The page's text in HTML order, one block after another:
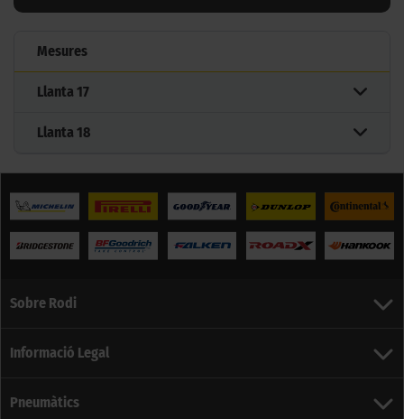
Mesures
Llanta 17
Llanta 18
Sobre Rodi
Informació Legal
Pneumàtics